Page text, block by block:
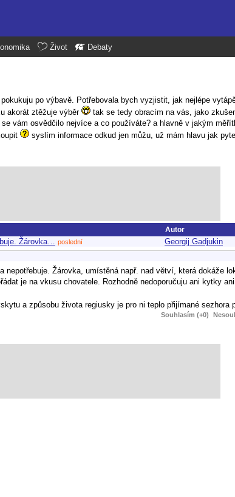
Život Debaty
po výbavě. Potřebovala bych vyzjistit, jak nejlépe
akorát ztěžuje výběr
tak se tedy obracím na vás, jako
vám osvědčilo nejvíce a co používáte? a hlavně v jakým
syslím informace odkud jen můžu, už mám hlavu jak
Autor
Žárovka… poslední Georgij Gadjukin
Žárovka, umístěná např. nad větví, která dokáže
je na vkusu chovatele. Rozhodně nedoporučuju ani kytky
a způsobu života regiusky je pro ni teplo přijímané sezhora
Souhlasím (+0)